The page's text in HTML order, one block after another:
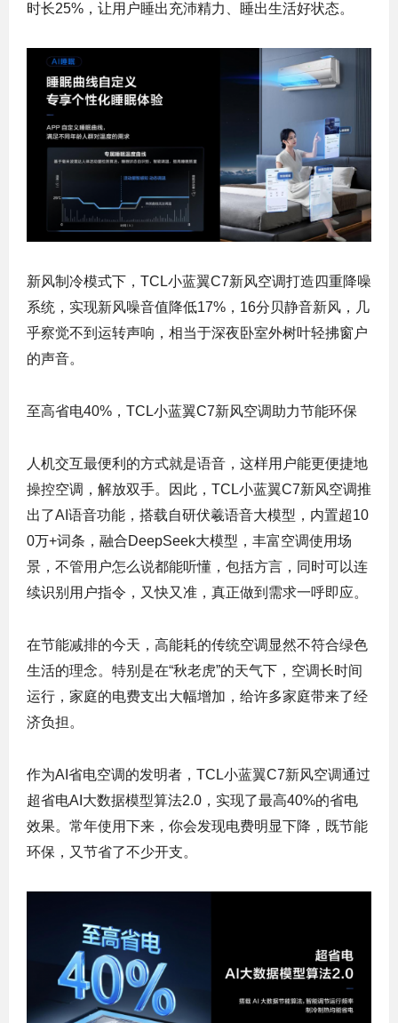
时长25%，让用户睡出充沛精力、睡出生活好状态。
新风制冷模式下，TCL小蓝翼C7新风空调打造四重降噪
系统，实现新风噪音值降低17%，16分贝静音新风，几
乎察觉不到运转声响，相当于深夜卧室外树叶轻拂窗户
的声音。
至高省电40%，TCL小蓝翼C7新风空调助力节能环保
人机交互最便利的方式就是语音，这样用户能更便捷地
操控空调，解放双手。因此，TCL小蓝翼C7新风空调推
出了AI语音功能，搭载自研伏羲语音大模型，内置超10
0万+词条，融合DeepSeek大模型，丰富空调使用场
景，不管用户怎么说都能听懂，包括方言，同时可以连
续识别用户指令，又快又准，真正做到需求一呼即应。
在节能减排的今天，高能耗的传统空调显然不符合绿色
生活的理念。特别是在“秋老虎”的天气下，空调长时间
运行，家庭的电费支出大幅增加，给许多家庭带来了经
济负担。
作为AI省电空调的发明者，TCL小蓝翼C7新风空调通过
超省电AI大数据模型算法2.0，实现了最高40%的省电
效果。常年使用下来，你会发现电费明显下降，既节能
环保，又节省了不少开支。